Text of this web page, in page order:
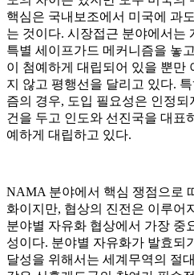
핵심은 국내보조에서 미국에 과
는 것이다. 시장접근 분야에서는
특별 세이프가드 메커니즘을 놓
이 첨예하게 대립되어 있을 뿐만
지 않고 평행선을 달리고 있다.
즘의 경우, 도입 필요성은 인정
건을 두고 인도와 선진국을 대표
예하게 대립하고 있다.
NAMA 분야에서 핵심 쟁점으로
화이지만, 협상의 진전은 이루어
분야별 자유화 협상에서 가장 중
성이다. 분야별 자유화가 발효되
달성을 위해서는 세계무역의 절